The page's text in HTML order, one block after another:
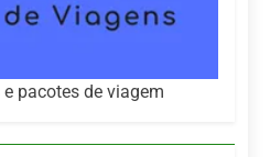
pacotes de viagem